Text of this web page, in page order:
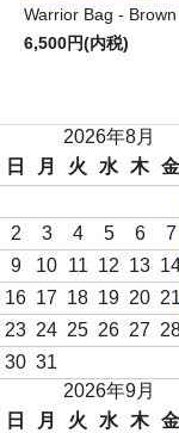
Warrior Bag -
6,500円(内税)
2026年8月
日
月 火 水 木 金
2
3 4 5 6 7
9
10 11 12 13
16 17 18 19 20 21
23 24 25 26 27
30 31
2026年9月
日
月 火 水 木 金